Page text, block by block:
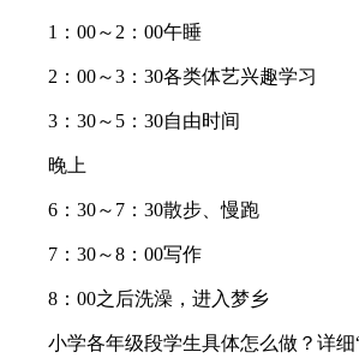
1：00～2：00午睡
2：00～3：30各类体艺兴趣学习
3：30～5：30自由时间
晚上
6：30～7：30散步、慢跑
7：30～8：00写作
8：00之后洗澡，进入梦乡
小学各年级段学生具体怎么做？详细